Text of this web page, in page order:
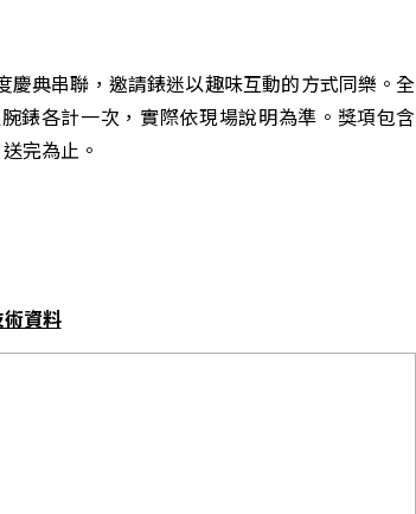
典串聯，邀請錶迷以趣味互動的方式同樂。全
錶各計一次，實際依現場說明為準。獎項包含
完為止。
資料